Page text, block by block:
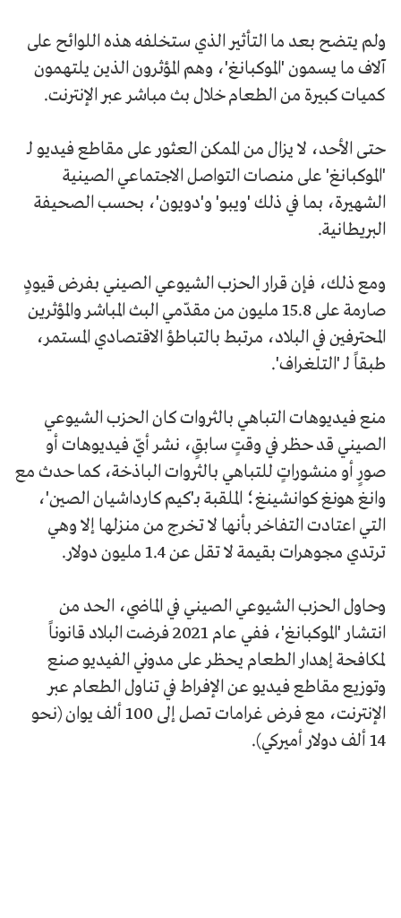
ولم يتضح بعد ما التأثير الذي ستخلفه هذه اللوائح على
آلاف ما يسمون 'الموكبانغ'، وهم المؤثرون الذين يلتهمون
كميات كبيرة من الطعام خلال بث مباشر عبر الإنترنت.
حتى الأحد، لا يزال من الممكن العثور على مقاطع فيديو لـ
'الموكبانغ' على منصات التواصل الاجتماعي الصينية
الشهيرة، بما في ذلك 'ويبو' و'دويون'، بحسب الصحيفة
البريطانية.
ومع ذلك، فإن قرار الحزب الشيوعي الصيني بفرض قيودٍ
صارمة على 15.8 مليون من مقدّمي البث المباشر والمؤثرين
المحترفين في البلاد، مرتبط بالتباطؤ الاقتصادي المستمر،
طبقاً لـ 'التلغراف'.
منع فيديوهات التباهي بالثروات كان الحزب الشيوعي
الصيني قد حظر في وقتٍ سابقٍ، نشر أيّ فيديوهات أو
صورٍ أو منشوراتٍ للتباهي بالثروات الباذخة، كما حدث مع
وانغ هونغ كوانشينغ؛ الملقبة بـ'كيم كارداشيان الصين'،
التي اعتادت التفاخر بأنها لا تخرج من منزلها إلا وهي
ترتدي مجوهرات بقيمة لا تقل عن 1.4 مليون دولار.
وحاول الحزب الشيوعي الصيني في الماضي، الحد من
انتشار 'الموكبانغ'، ففي عام 2021 فرضت البلاد قانوناً
لمكافحة إهدار الطعام يحظر على مدوني الفيديو صنع
وتوزيع مقاطع فيديو عن الإفراط في تناول الطعام عبر
الإنترنت، مع فرض غرامات تصل إلى 100 ألف يوان (نحو
14 ألف دولار أميركي).